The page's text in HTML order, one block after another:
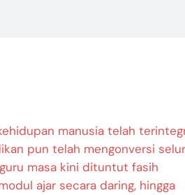
manusia telah
pun telah mengonversi
masa kini dituntut fasih
ajar secara daring, hingga